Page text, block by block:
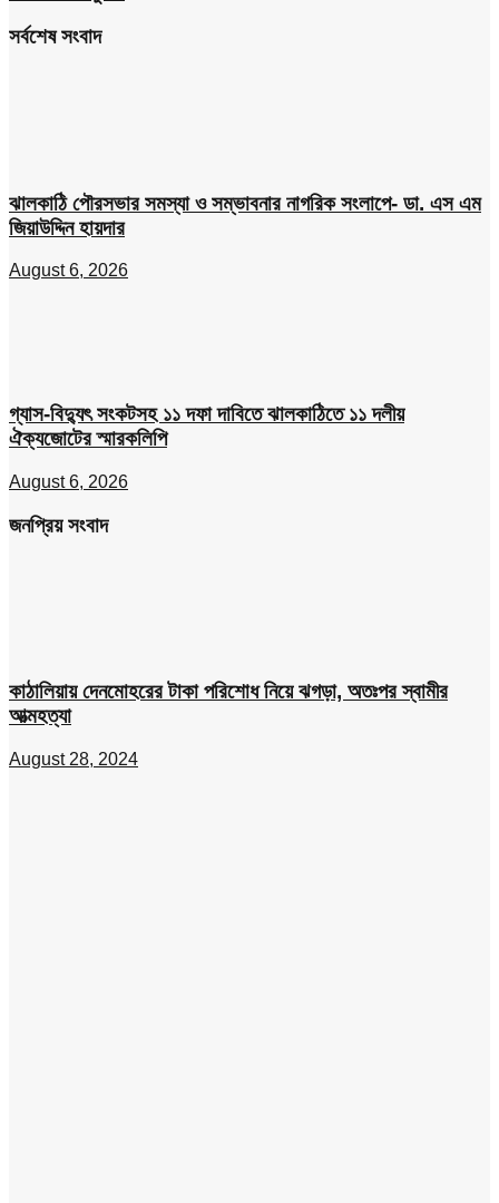
সর্বশেষ সংবাদ
ঝালকাঠি পৌরসভার সমস্যা ও সম্ভাবনার নাগরিক সংলাপে- ডা. এস এম
জিয়াউদ্দিন হায়দার
August 6, 2026
গ্যাস-বিদ্যুৎ সংকটসহ ১১ দফা দাবিতে ঝালকাঠিতে ১১ দলীয়
ঐক্যজোটের স্মারকলিপি
August 6, 2026
জনপ্রিয় সংবাদ
কাঠালিয়ায় দেনমোহরের টাকা পরিশোধ নিয়ে ঝগড়া, অতঃপর স্বামীর
আত্মহত্যা
August 28, 2024